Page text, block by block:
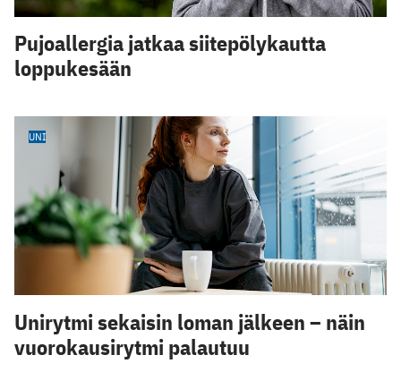
Pujoallergia jatkaa siitepölykautta
loppukesään
UNI
Unirytmi sekaisin loman jälkeen – näin
vuorokausirytmi palautuu